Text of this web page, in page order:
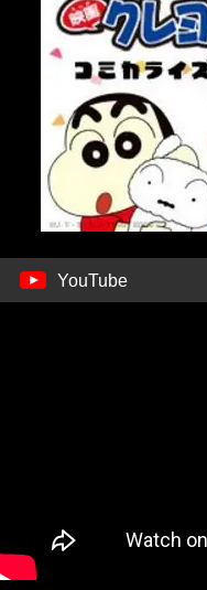
YouTube